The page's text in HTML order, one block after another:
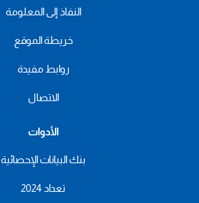
النفاذ إلى المعلومة
خريطة الموقع
روابط مفيدة
الاتصال
الأدوات
بنك البيانات الإحصائية
تعداد 2024